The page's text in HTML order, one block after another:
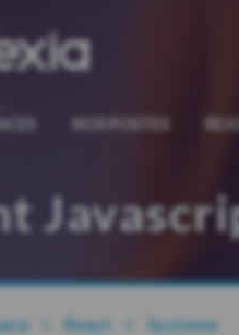
NOS POSTES
React Systeme